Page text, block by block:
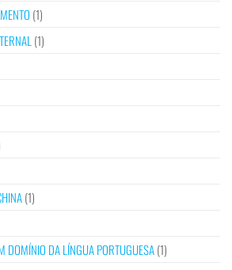
(1)
(1)
(1)
DOMÍNIO DA LÍNGUA PORTUGUESA(1)